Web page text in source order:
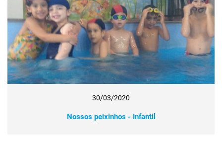
30/03/2020
Nossos peixinhos - Infantil